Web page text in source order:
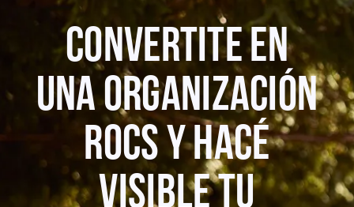
CONVERTITE EN
UNA ORGANIZACIÓN
ROCS Y HACÉ
VISIBLE TU